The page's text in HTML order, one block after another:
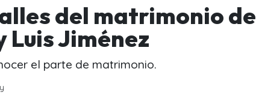
del matrimonio de
Luis Jiménez
el parte de matrimonio.